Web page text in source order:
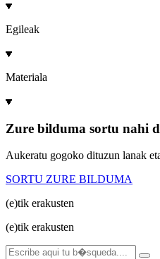
Egileak
Materiala
Zure bilduma sortu nahi
Aukeratu gogoko dituzun lanak
SORTU ZURE BILDUMA
(e)tik erakusten
(e)tik erakusten